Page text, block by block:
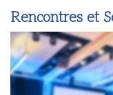
Rencontres et